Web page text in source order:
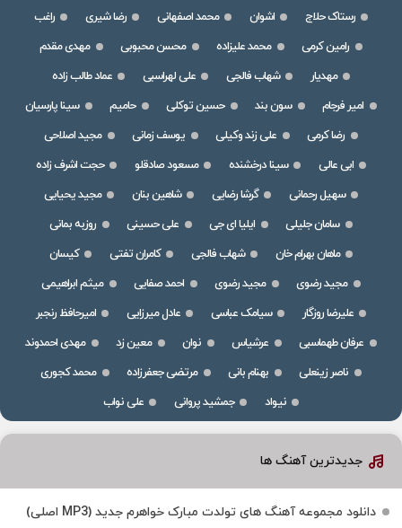
رستاک حلاج
اشوان محمد اصفهانی رضا شیری
راغب
رامین کرمی
محمد علیزاده محسن محبوبی
مهدی مقدم
مهدیار
شهاب فالجی علی لهراسبی
عماد طالب زاده
امیر فرجام
سون بند حسین توکلی حامیم
سینا پارسیان
رضا کرمی
علی زند وکیلی یوسف زمانی
مجید اصلاحی
ابی عالی
سینا درخشنده مسعود صادقلو
حجت اشرف زاده
سهیل رحمانی
گرشا رضایی شاهین بنان
مجید یحیایی
سامان جلیلی
ایلیا ای جی علی حسینی
روزبه بمانی
ماهان بهرام خان
شهاب فالجی کامران تفتی
کیسان
مجید رضوی
مجید رضوی احمد صفایی
میثم ابراهیمی
علیرضا روزگار
سیامک عباسی عادل میرزایی
امیرحافظ رنجبر
عرفان طهماسبی
عرشیاس نوان معین زد
مهدی احمدوند
ناصر زینعلی
بهنام بانی مرتضی جعفرزاده
محمد کجوری
نیواد
جمشید پروانی علی نواب
جدیدترین آهنگ ها
دانلود مجموعه آهنگ های تولدت مبارک خواهرم جدید (MP3 اصلی)